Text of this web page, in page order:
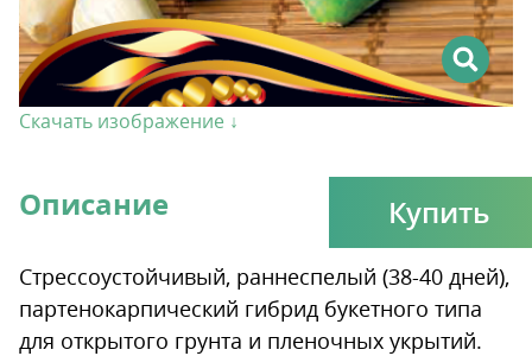
Скачать изображение ↓
Купить
Описание
Стрессоустойчивый, раннеспелый (38-40 дней),
партенокарпический гибрид букетного типа
для открытого грунта и пленочных укрытий.